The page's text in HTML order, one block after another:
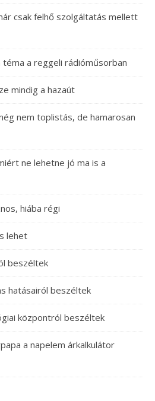
csak felhő szolgáltatás mellett
a reggeli rádióműsorban
mindig a hazaút
nem toplistás, de hamarosan
ne lehetne jó ma is a
hiába régi
lehet
beszéltek
hatásairól beszéltek
központról beszéltek
a napelem árkalkulátor